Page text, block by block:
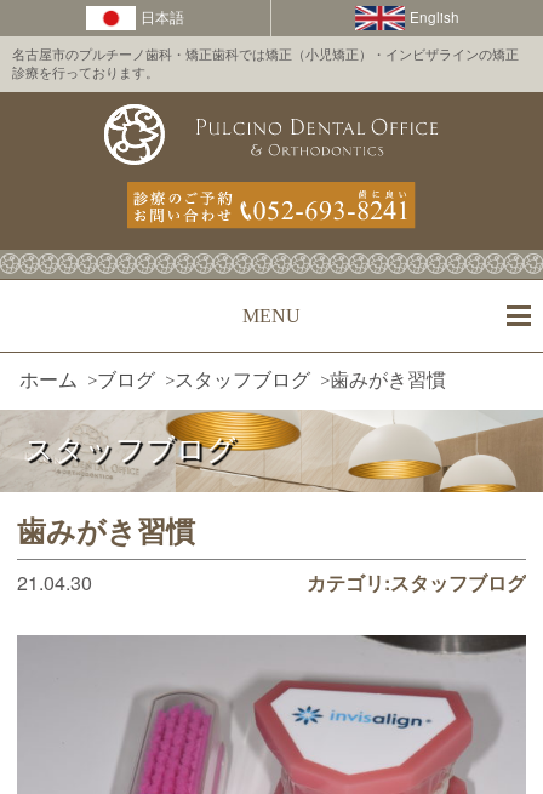
名古屋市のプルチーノ歯科・矯正歯科では矯正（小児矯正）・インビザラインの矯正
診療を行っております。
MENU
ホーム >ブログ >スタッフブログ >歯みがき習慣
スタッフブログ
歯みがき習慣
21.04.30 カテゴリ:スタッフブログ